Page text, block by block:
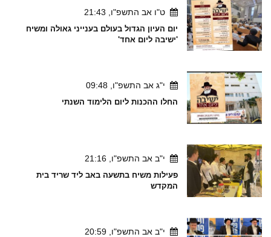
ט"ו אב התשפ"ו, 21:43
יום העיון הגדול בעולם בענייני גאולה ומשיח
'ישיבה ליום אחד'
י"ג אב התשפ"ו, 09:48
החלו ההכנות ליום הלימוד השנתי
י"ב אב התשפ"ו, 21:16
פעילות משיח בתשעה באב ליד שריד בית
המקדש
י"ב אב התשפ"ו, 20:59